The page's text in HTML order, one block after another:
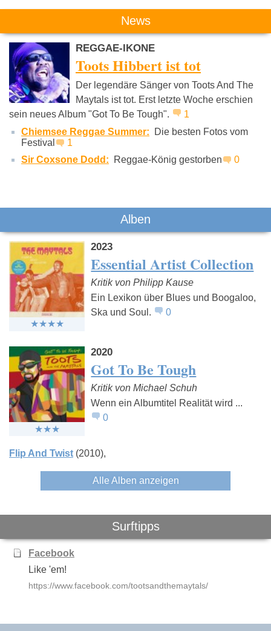
Das könnte Dich auch interessieren:
Irie Révoltés Peter Fox
News
REGGAE-IKONE
Toots Hibbert ist tot
Der legendäre Sänger von Toots And The
Maytals ist tot. Erst letzte Woche erschien
sein neues Album "Got To Be Tough".
1
Chiemsee Reggae Summer:
Die besten Fotos vom
Festival
1
Sir Coxsone Dodd:
Reggae-König gestorben 0
Alben
2023
Essential Artist Collection
Kritik von Philipp Kause
Ein Lexikon über Blues und Boogaloo,
Ska und Soul.
0
2020
Got To Be Tough
Kritik von Michael Schuh
Wenn ein Albumtitel Realität wird ...
0
Flip And Twist (2010)
Alle Alben anzeigen
Surftipps
Facebook
Like 'em!
https://www.facebook.com/tootsandthemaytals/